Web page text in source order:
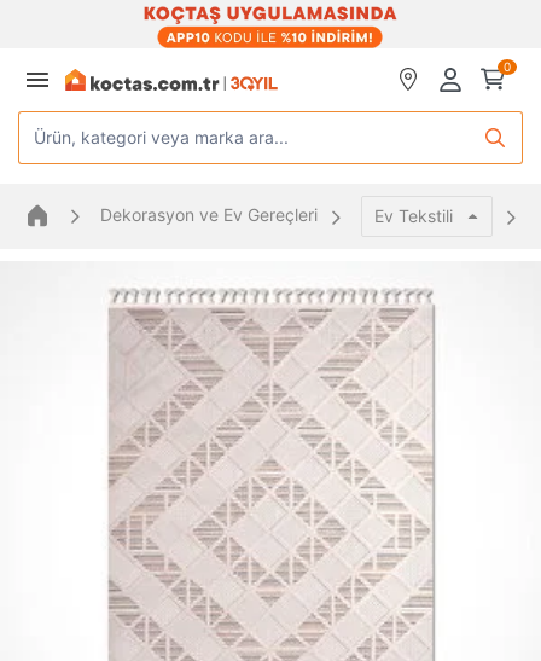
0
Ürün, kategori veya marka ara...
Dekorasyon ve Ev Gereçleri Ev Tekstili